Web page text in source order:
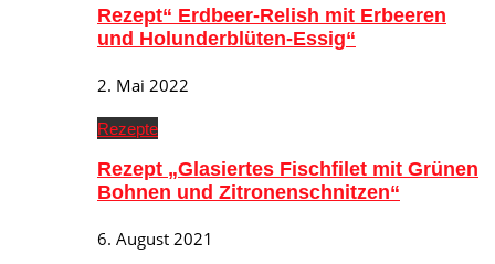
Rezept“ Erdbeer-Relish mit Erbeeren
und Holunderblüten-Essig“
2. Mai 2022
Rezepte
Rezept „Glasiertes Fischfilet mit Grünen
Bohnen und Zitronenschnitzen“
6. August 2021